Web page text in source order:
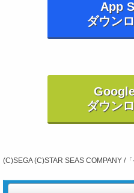
App
ダウン
ダウン
(C)SEGA (C)STAR SEAS COMPANY /